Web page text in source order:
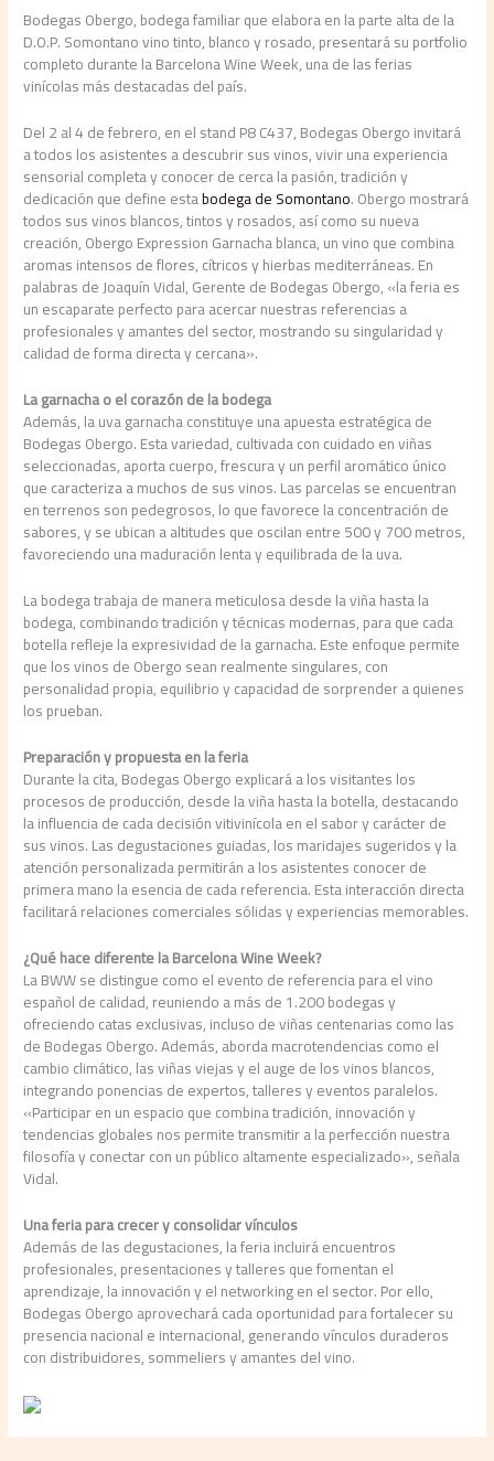
Bodegas Obergo, bodega familiar que elabora en la parte alta de la
D.O.P. Somontano vino tinto, blanco y rosado, presentará su portfolio
completo durante la Barcelona Wine Week, una de las ferias
vinícolas más destacadas del país.
Del 2 al 4 de febrero, en el stand P8 C437, Bodegas Obergo invitará
a todos los asistentes a descubrir sus vinos, vivir una experiencia
sensorial completa y conocer de cerca la pasión, tradición y
dedicación que define estabodegade Somontano. Obergo mostrará
todos sus vinos blancos, tintos y rosados, así como su nueva
creación, Obergo Expression Garnacha blanca, un vino que combina
aromas intensos de flores, cítricos y hierbas mediterráneas. En
palabras de Joaquín Vidal, Gerente de Bodegas Obergo, «la feria es
un escaparate perfecto para acercar nuestras referencias a
profesionales y amantes del sector, mostrando su singularidad y
calidad de forma directa y cercana».
La garnacha o el corazón de la bodega
Además, la uva garnacha constituye una apuesta estratégica de
Bodegas Obergo. Esta variedad, cultivada con cuidado en viñas
seleccionadas, aporta cuerpo, frescura y un perfil aromático único
que caracteriza a muchos de sus vinos. Las parcelas se encuentran
en terrenos son pedegrosos, lo que favorece la concentración de
sabores, y se ubican a altitudes que oscilan entre 500 y 700 metros,
favoreciendo una maduración lenta y equilibrada de la uva.
La bodega trabaja de manera meticulosa desde la viña hasta la
bodega, combinando tradición y técnicas modernas, para que cada
botella refleje la expresividad de la garnacha. Este enfoque permite
que los vinos de Obergo sean realmente singulares, con
personalidad propia, equilibrio y capacidad de sorprender a quienes
los prueban.
Preparación y propuesta en la feria
Durante la cita, Bodegas Obergo explicará a los visitantes los
procesos de producción, desde la viña hasta la botella, destacando
la influencia de cada decisión vitivinícola en el sabor y carácter de
sus vinos. Las degustaciones guiadas, los maridajes sugeridos y la
atención personalizada permitirán a los asistentes conocer de
primera mano la esencia de cada referencia. Esta interacción directa
facilitará relaciones comerciales sólidas y experiencias memorables.
¿Qué hace diferente la Barcelona Wine Week?
La BWW se distingue como el evento de referencia para el vino
español de calidad, reuniendo a más de 1.200 bodegas y
ofreciendo catas exclusivas, incluso de viñas centenarias como las
de Bodegas Obergo. Además, aborda macrotendencias como el
cambio climático, las viñas viejas y el auge de los vinos blancos,
integrando ponencias de expertos, talleres y eventos paralelos.
«Participar en un espacio que combina tradición, innovación y
tendencias globales nos permite transmitir a la perfección nuestra
filosofía y conectar con un público altamente especializado», señala
Vidal.
Una feria para crecer y consolidar vínculos
Además de las degustaciones, la feria incluirá encuentros
profesionales, presentaciones y talleres que fomentan el
aprendizaje, la innovación y el networking en el sector. Por ello,
Bodegas Obergo aprovechará cada oportunidad para fortalecer su
presencia nacional e internacional, generando vínculos duraderos
con distribuidores, sommeliers y amantes del vino.